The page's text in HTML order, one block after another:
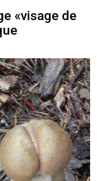
«visage de